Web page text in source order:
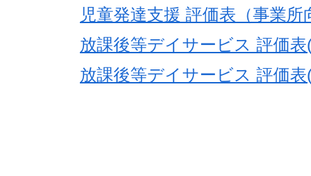
児童発達支援 評価表（事業所
放課後等デイサービス 評価表
放課後等デイサービス 評価表